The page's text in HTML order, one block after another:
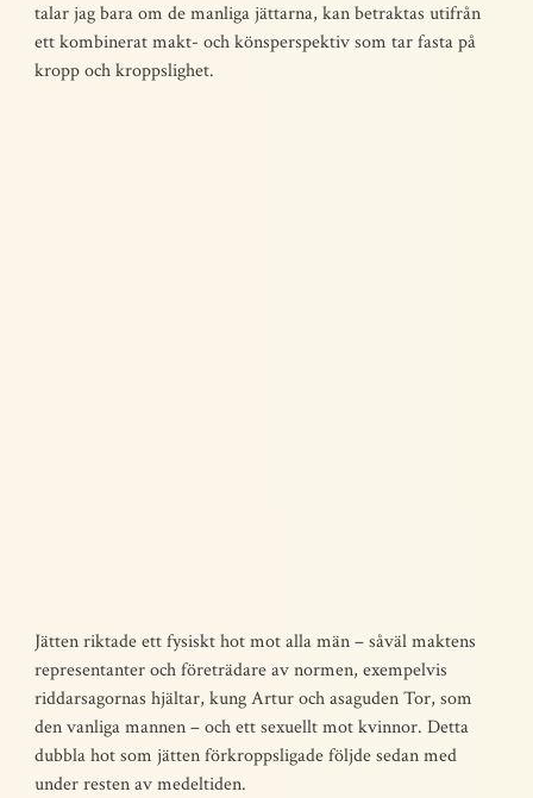
talar jag bara om de manliga jättarna, kan betraktas utifrån
ett kombinerat makt- och könsperspektiv som tar fasta på
kropp och kroppslighet.
Jätten riktade ett fysiskt hot mot alla män – såväl maktens
representanter och företrädare av normen, exempelvis
riddarsagornas hjältar, kung Artur och asaguden Tor, som
den vanliga mannen – och ett sexuellt mot kvinnor. Detta
dubbla hot som jätten förkroppsligade följde sedan med
under resten av medeltiden.